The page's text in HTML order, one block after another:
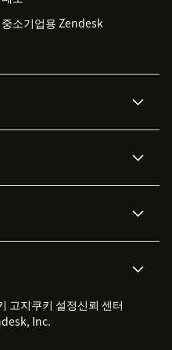
중소기업용 Zendesk
지식창고
클라이언트 포털
이벤트 & 웨비나
Zendesk Foundation
법적 정보
제품 업데이트
헬프 데스크 통합 티켓 관리 소
고지쿠키 설정신뢰 센터
Inc.